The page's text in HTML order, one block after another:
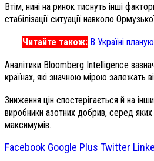
Втім, нині на ринок тиснуть інші
стабілізації ситуації навколо
Читайте також: В Україні
Аналітики Bloomberg Intelligence
країнах, які значною мірою залежать
Зниження цін спостерігається й на
виробники азотних добрив, серед
максимумів.
Facebook Google Plus Twitter